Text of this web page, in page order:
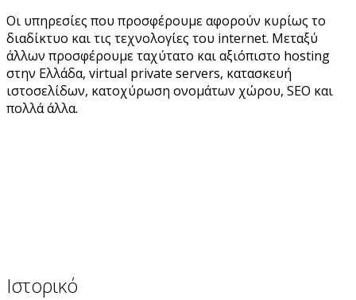
Οι υπηρεσίες που προσφέρουμε αφορούν κυρίως το
διαδίκτυο και τις τεχνολογίες του internet. Μεταξύ
άλλων προσφέρουμε ταχύτατο και αξιόπιστο hosting
στην Ελλάδα, virtual private servers, κατασκευή
ιστοσελίδων, κατοχύρωση ονομάτων χώρου, SEO και
πολλά άλλα.
Ιστορικό